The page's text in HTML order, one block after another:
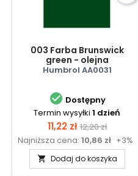
003 Farba Brunswick
green - olejna
Humbrol AA0031
 Dostępny
Termin wysyłki 1 dzień
Cena
11,22 zł Cena
podstawowa
12,20 zł
Najniższa cena: 10,86 zł +3%
 Dodaj do koszyka